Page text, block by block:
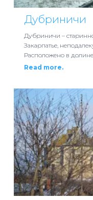
Дубриничи
Дубриничи –
Закарпатье,
Расположено в
Read more.